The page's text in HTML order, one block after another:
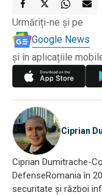
Urmăriți-ne și pe
Google News
și în aplicațiile
Ciprian
Ciprian Dumitrache-
DefenseRomania în
securitate și război